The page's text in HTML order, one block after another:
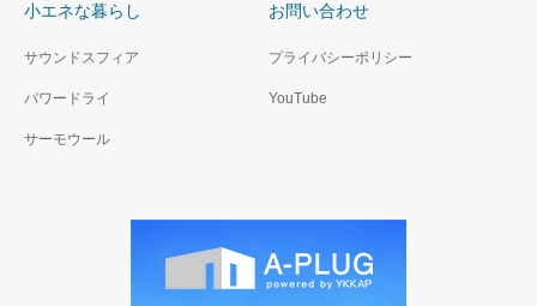
小エネな暮らし
サウンドスフィア
パワードライ
サーモウール
お問い合わせ
プライバシーポリシー
YouTube